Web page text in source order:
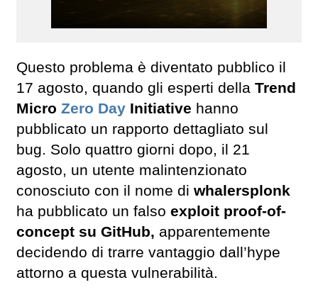
Questo problema è diventato pubblico il
17 agosto, quando gli esperti della Trend
Micro Zero Day Initiative hanno
pubblicato un rapporto dettagliato sul
bug. Solo quattro giorni dopo, il 21
agosto, un utente malintenzionato
conosciuto con il nome di whalersplonk
ha pubblicato un falso exploit proof-of-
concept su GitHub, apparentemente
decidendo di trarre vantaggio dall’hype
attorno a questa vulnerabilità.